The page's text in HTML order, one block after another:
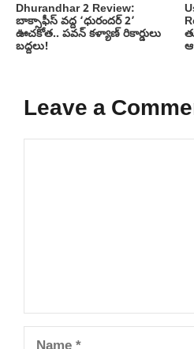
Dhurandhar 2 Review:
బాక్సాఫీస్ వద్ద ‘ధురందర్ 2’
ఊచకోత.. పవన్ కళ్యాణ్ రికార్డులు
బద్దలు!
Leave a
Comment
Name